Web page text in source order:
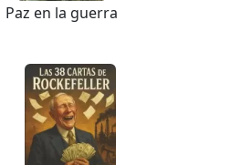
Paz en la guerra